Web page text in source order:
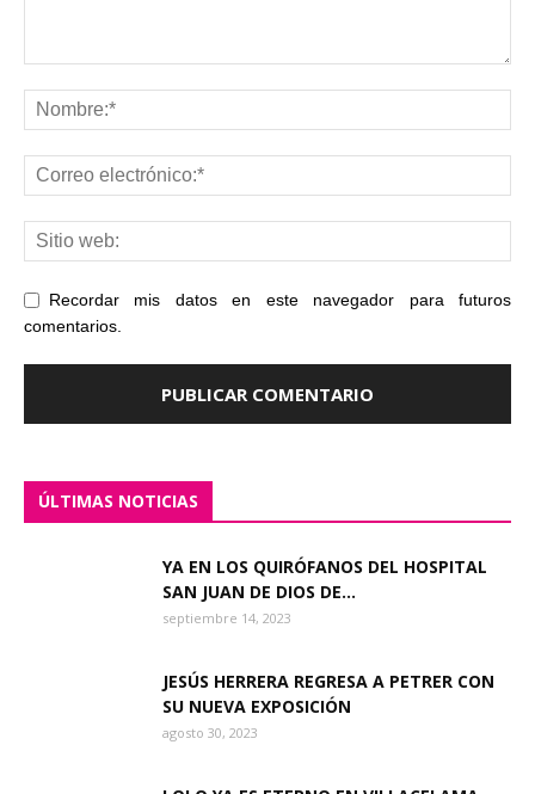
Recordar mis datos en este navegador para futuros
comentarios.
ÚLTIMAS NOTICIAS
YA EN LOS QUIRÓFANOS DEL HOSPITAL
SAN JUAN DE DIOS DE...
septiembre 14, 2023
JESÚS HERRERA REGRESA A PETRER CON
SU NUEVA EXPOSICIÓN
agosto 30, 2023